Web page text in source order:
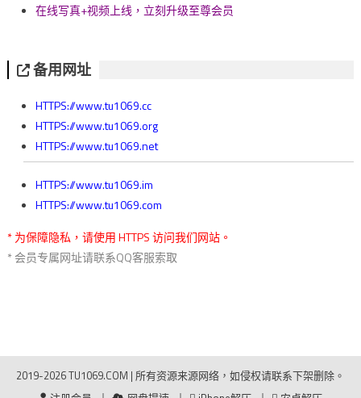
在线写真+视频上线，立刻升级至尊会员
备用网址
HTTPS://www.tu1069.cc
HTTPS://www.tu1069.org
HTTPS://www.tu1069.net
HTTPS://www.tu1069.im
HTTPS://www.tu1069.com
* 为保障隐私，请使用 HTTPS 访问我们网站。
* 会员专属网址请联系QQ客服索取
2019-2026 TU1069.COM | 所有资源来源网络，如侵权请联系下架删除。